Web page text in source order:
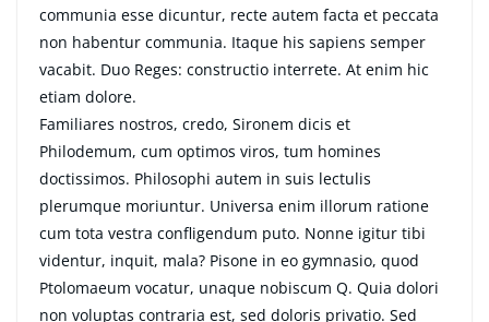
communia esse dicuntur, recte autem facta et peccata
non habentur communia. Itaque his sapiens semper
vacabit. Duo Reges: constructio interrete. At enim hic
etiam dolore.
Familiares nostros, credo, Sironem dicis et
Philodemum, cum optimos viros, tum homines
doctissimos. Philosophi autem in suis lectulis
plerumque moriuntur. Universa enim illorum ratione
cum tota vestra confligendum puto. Nonne igitur tibi
videntur, inquit, mala? Pisone in eo gymnasio, quod
Ptolomaeum vocatur, unaque nobiscum Q. Quia dolori
non voluptas contraria est, sed doloris privatio. Sed